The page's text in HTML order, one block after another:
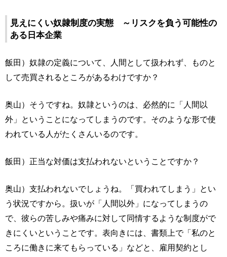
見えにくい奴隷制度の実態 ～リスクを負う可能性の
ある日本企業
飯田）奴隷の定義について、人間として扱われず、ものと
して売買されるところがあるわけですか？
奥山）そうですね。奴隷というのは、必然的に「人間以
外」ということになってしまうのです。そのような形で使
われている人がたくさんいるのです。
飯田）正当な対価は支払われないということですか？
奥山）支払われないでしょうね。「買われてしまう」とい
う状況ですから。扱いが「人間以外」になってしまうの
で、彼らの苦しみや痛みに対して同情するような制度がで
きにくいということです。表向きには、書類上で「私のと
ころに働きに来てもらっている」などと、雇用契約とし